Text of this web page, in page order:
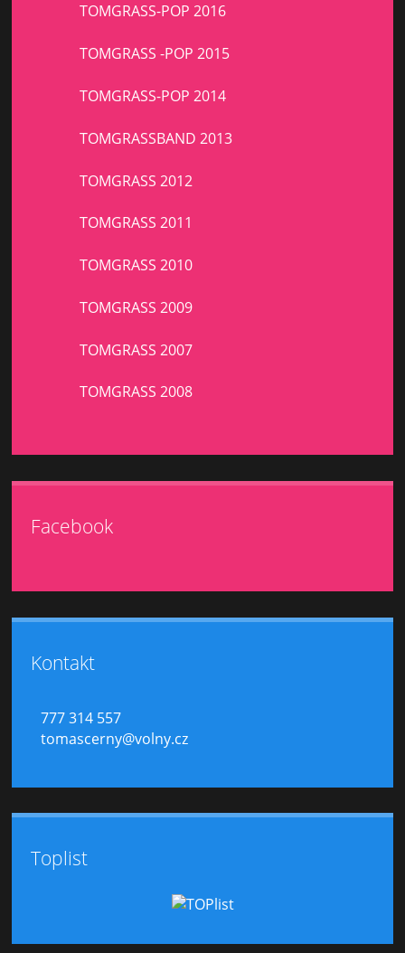
TOMGRASS-POP 2016
TOMGRASS -POP 2015
TOMGRASS-POP 2014
TOMGRASSBAND 2013
TOMGRASS 2012
TOMGRASS 2011
TOMGRASS 2010
TOMGRASS 2009
TOMGRASS 2007
TOMGRASS 2008
Facebook
Kontakt
777 314 557
tomascerny@volny.cz
Toplist